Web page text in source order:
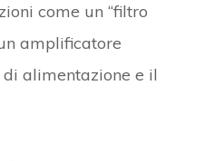
come un “filtro
amplificatore
alimentazione e il